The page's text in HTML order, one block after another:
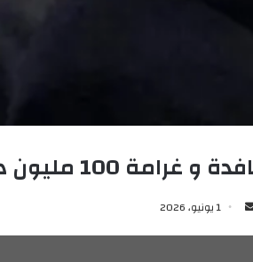
1 يونيو، 2026